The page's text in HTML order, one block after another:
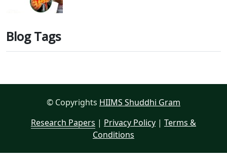
Blog Tags
© Copyrights HIIMS Shuddhi Gram
Research Papers | Privacy Policy | Terms &
Conditions